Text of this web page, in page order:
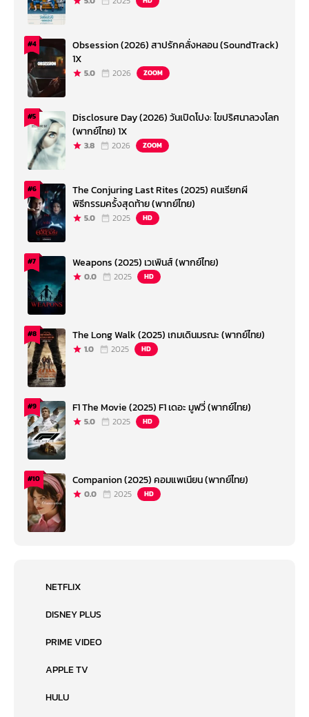
#4
Obsession (2026) สาปรักคลั่งหลอน (SoundTrack)
1X
5.0 2026 ZOOM
#5
Disclosure Day (2026) วันเปิดโปง: ไขปริศนาลวงโลก
(พากย์ไทย) 1X
3.8 2026 ZOOM
#6
The Conjuring Last Rites (2025) คนเรียกผี
พิธีกรรมครั้งสุดท้าย (พากย์ไทย)
5.0 2025 HD
#7 Weapons (2025) เวเพินส์ (พากย์ไทย)
0.0 2025 HD
#8 The Long Walk (2025) เกมเดินมรณะ (พากย์ไทย)
1.0 2025 HD
#9 F1 The Movie (2025) F1 เดอะ มูฟวี่ (พากย์ไทย)
5.0 2025 HD
#10 Companion (2025) คอมแพเนียน (พากย์ไทย)
0.0 2025 HD
NETFLIX
DISNEY PLUS
PRIME VIDEO
APPLE TV
HULU